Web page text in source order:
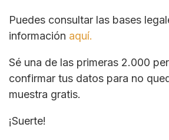
Puedes consultar las bases
información aquí.
Sé una de las primeras 2.000
confirmar tus datos para no
muestra gratis.
¡Suerte!